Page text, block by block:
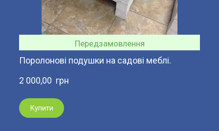
Передзамовлення
Поролонові подушки на садові меблі.
2 000,00  грн
Купити